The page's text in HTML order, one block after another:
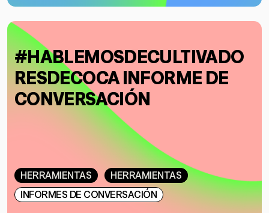
#HABLEMOSDECULTIVADO
RESDECOCA INFORME DE
CONVERSACIÓN
HERRAMIENTAS
HERRAMIENTAS
INFORMES DE CONVERSACIÓN